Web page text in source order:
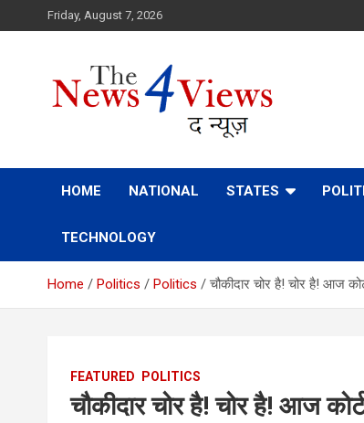
to
Friday, August 7, 2026
TheNews4Views
HOME NATIONAL STATES
TECHNOLOGY
Home Politics Politics चौकीदार चोर है! चोर है! आज
FEATURED POLITICS
चौकीदार चोर है! चोर है! आज